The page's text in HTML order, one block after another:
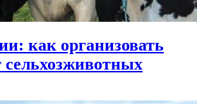
как организовать